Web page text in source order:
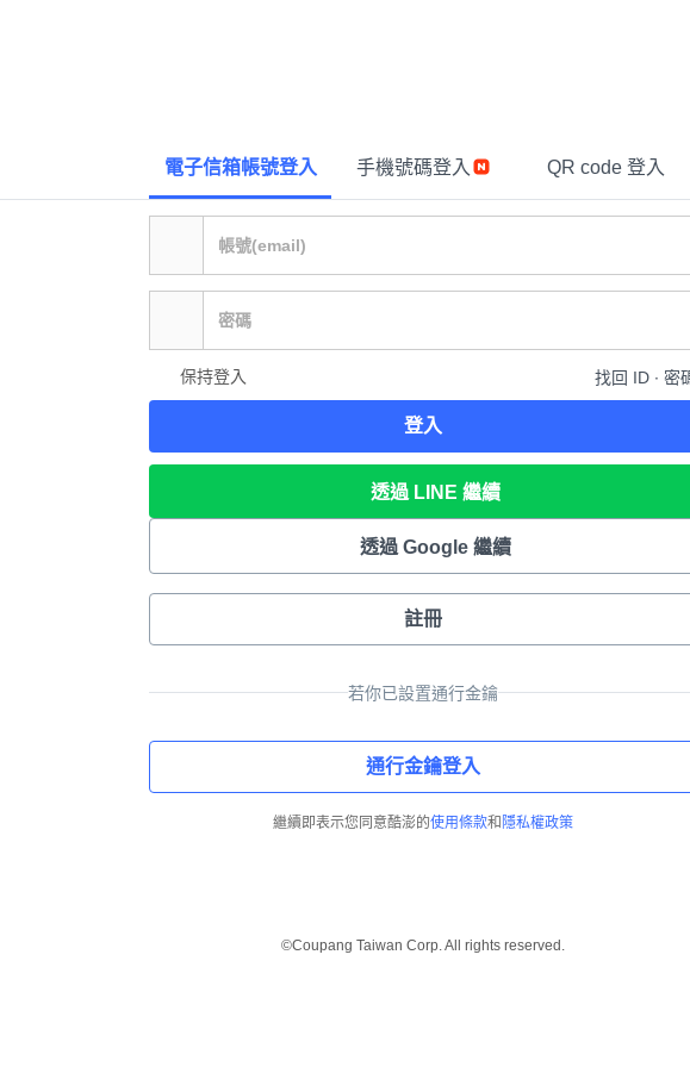
電子信箱帳號登入 手機號碼登入 QR code 登入
保持登入 找回 ID ∙ 密
登入
透過 LINE 繼續
透過 Google 繼續
註冊
若你已設置通行金鑰
通行金鑰登入
繼續即表示您同意酷澎的使用條款和 隱私權政策
©Coupang Taiwan Corp. All rights reserved.